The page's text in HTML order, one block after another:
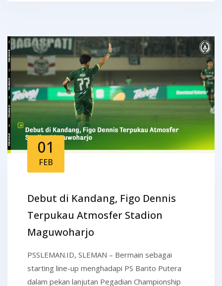
01
FEB
Debut di Kandang, Figo Dennis
Terpukau Atmosfer Stadion
Maguwoharjo
PSSLEMAN.ID, SLEMAN – Bermain sebagai
starting line-up menghadapi PS Barito Putera
dalam pekan lanjutan Pegadian Championship